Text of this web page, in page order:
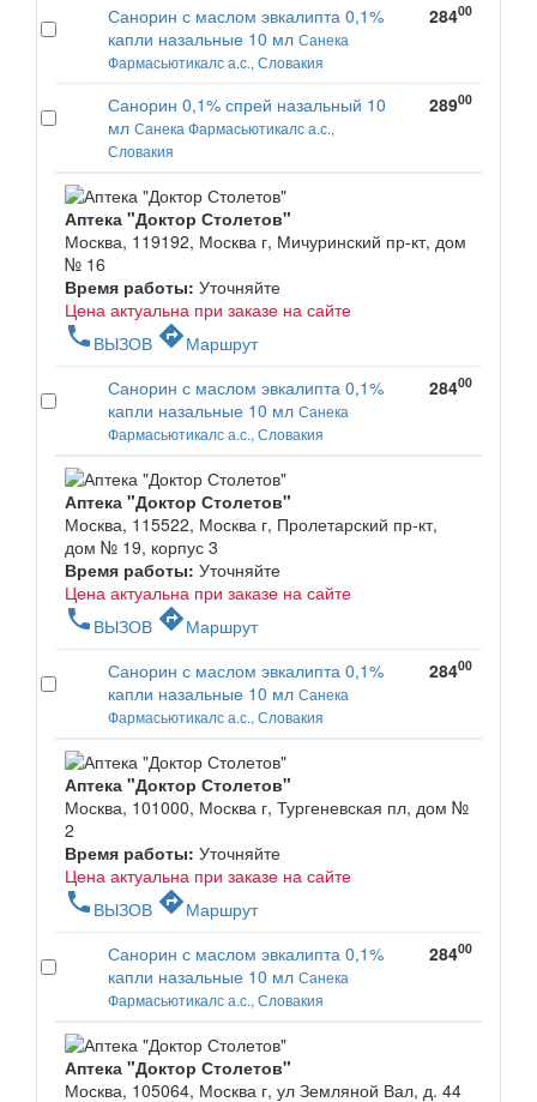
Санорин с маслом эвкалипта 0,1%
капли назальные 10 мл Санека
Фармасьютикалс а.с., Словакия
28400
Санорин 0,1% спрей назальный 10
мл Санека Фармасьютикалс а.с.,
Словакия
28900
Аптека "Доктор Столетов"
Москва, 119192, Москва г, Мичуринский пр-кт, дом
№ 16
Время работы: Уточняйте
Цена актуальна при заказе на сайте
phone ВЫЗОВ directionsМаршрут
Санорин с маслом эвкалипта 0,1%
капли назальные 10 мл Санека
Фармасьютикалс а.с., Словакия
28400
Аптека "Доктор Столетов"
Москва, 115522, Москва г, Пролетарский пр-кт,
дом № 19, корпус 3
Время работы: Уточняйте
Цена актуальна при заказе на сайте
phone ВЫЗОВ directionsМаршрут
Санорин с маслом эвкалипта 0,1%
капли назальные 10 мл Санека
Фармасьютикалс а.с., Словакия
28400
Аптека "Доктор Столетов"
Москва, 101000, Москва г, Тургеневская пл, дом №
2
Время работы: Уточняйте
Цена актуальна при заказе на сайте
phone ВЫЗОВ directionsМаршрут
Санорин с маслом эвкалипта 0,1%
капли назальные 10 мл Санека
Фармасьютикалс а.с., Словакия
28400
Аптека "Доктор Столетов"
Москва, 105064, Москва г, ул Земляной Вал, д. 44